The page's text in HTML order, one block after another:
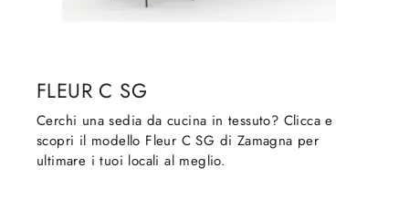
FLEUR C SG
Cerchi una sedia da cucina in tessuto? Clicca e
scopri il modello Fleur C SG di Zamagna per
ultimare i tuoi locali al meglio.